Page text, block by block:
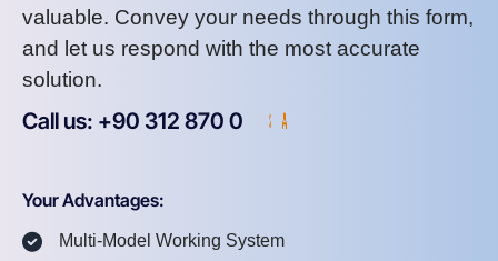
valuable. Convey your needs through this form,
and let us respond with the most accurate
solution.
Call us: +90 312 870 0 S A
Your Advantages:
Multi-Model Working System